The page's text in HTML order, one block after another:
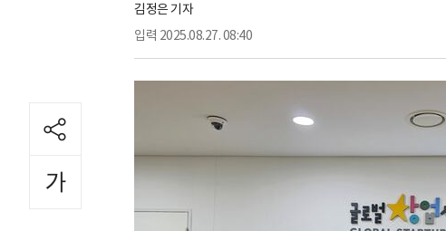
김정은 기자
입력 2025.08.27. 08:40